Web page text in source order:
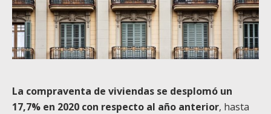
La compraventa de viviendas se desplomó un
17,7% en 2020 con respecto al año anterior, hasta